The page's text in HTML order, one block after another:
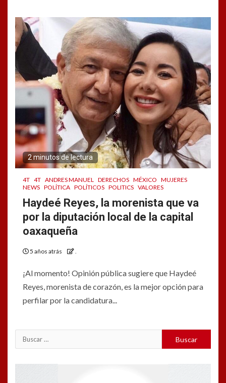
2 minutos de lectura
4T 4T ANDRES MANUEL DERECHOS MÉXICO MUJERES
NEWS POLÍTICA POLÍTICOS POLITICS VALORES
Haydeé Reyes, la morenista que va
por la diputación local de la capital
oaxaqueña
5 años atrás .
¡Al momento! Opinión pública sugiere que Haydeé
Reyes, morenista de corazón, es la mejor opción para
perfilar por la candidatura...